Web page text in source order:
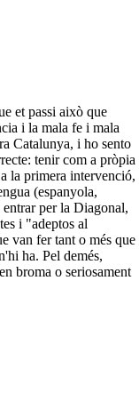
et passi això que
i la mala fe i mala
Catalunya, i ho sento
tenir com a pròpia
la primera intervenció,
(espanyola,
entrar per la Diagonal,
i "adeptos al
van fer tant o més que
ha. Pel demés,
broma o seriosament